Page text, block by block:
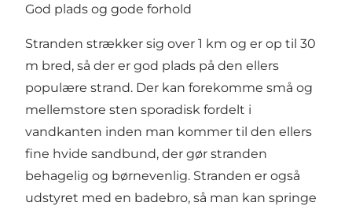
God plads og gode forhold
Stranden strækker sig over 1 km og er op til 30
m bred, så der er god plads på den ellers
populære strand. Der kan forekomme små og
mellemstore sten sporadisk fordelt i
vandkanten inden man kommer til den ellers
fine hvide sandbund, der gør stranden
behagelig og børnevenlig. Stranden er også
udstyret med en badebro, så man kan springe